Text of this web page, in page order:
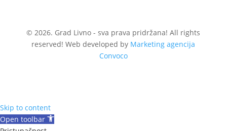
© 2026. Grad Livno - sva prava pridržana! All rights
reserved! Web developed by Marketing agencija
Convoco
Skip to content
Open toolbar